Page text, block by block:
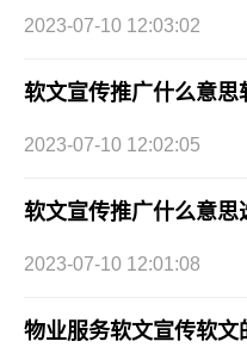
2023-07-10 12:03:02
软文宣传推广什么意
2023-07-10 12:02:05
2023-07-10 12:01:08
物业服务软文宣传软文